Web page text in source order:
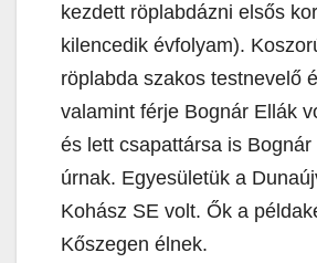
kezdett röplabdázni elsős
kilencedik évfolyam).
röplabda szakos testnevelő
valamint férje Bognár Ellák
és lett csapattársa is
úrnak. Egyesületük a
Kohász SE volt. Ők a
Kőszegen élnek.